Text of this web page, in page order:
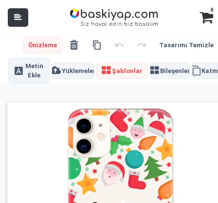
0
Önizleme Tasarımı Temizle
Metin
Ekle
Yüklemeler Şablonlar Bileşenler